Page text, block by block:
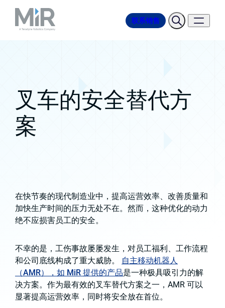
联系销售
叉车的安全替代方
案
在快节奏的现代制造业中，提高运营效率、改善质量和
加快生产时间的压力无处不在。然而，这种优化的动力
绝不应损害员工的安全。
不幸的是，工伤事故屡屡发生，对员工福利、工作流程
和公司底线构成了重大威胁。
自主移动机器人
（AMR），如 MiR 提供的产品是一种极具吸引力的解
决方案。作为最有效的叉车替代方案之一，AMR 可以
显著提高运营效率，同时将安全放在首位。